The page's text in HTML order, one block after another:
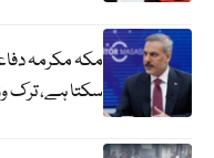
مکہ مکرمہ
سکتا ہے، ترک